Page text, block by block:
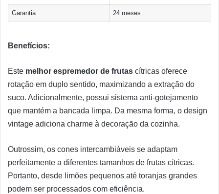
Garantia 24 meses
Benefícios:
Este melhor espremedor de frutas cítricas oferece
rotação em duplo sentido, maximizando a extração do
suco. Adicionalmente, possui sistema anti-gotejamento
que mantém a bancada limpa. Da mesma forma, o design
vintage adiciona charme à decoração da cozinha.
Outrossim, os cones intercambiáveis se adaptam
perfeitamente a diferentes tamanhos de frutas cítricas.
Portanto, desde limões pequenos até toranjas grandes
podem ser processados com eficiência.